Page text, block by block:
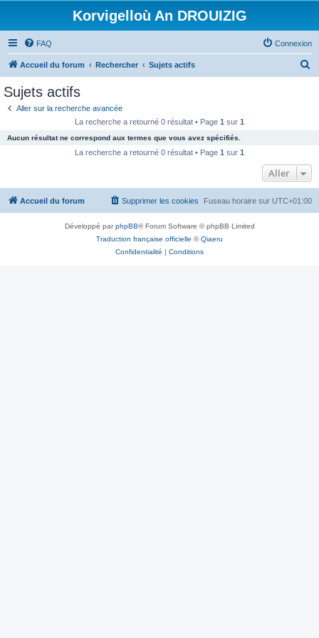
Korvigelloù An DROUIZIG
FAQ Connexion
Accueil du forum Rechercher Sujets actifs
c
e
Sujets actifs
Aller sur la recherche avancée
La recherche a retourné 0 résultat • Page 1 sur 1
Aucun résultat ne correspond aux termes que vous avez spécifiés.
La recherche a retourné 0 résultat • Page 1 sur 1
Aller
Accueil du forum Fuseau horaire sur UTC+01:00
Supprimer les cookies
Développé parphpBB® Forum Software © phpBB Limited
Traduction française officielle ©Qiaeru
Confidentialité | Conditions